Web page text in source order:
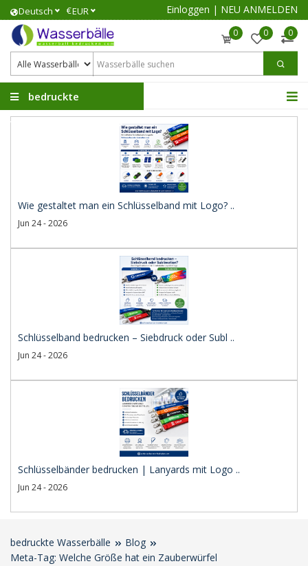
Deutsch €EUR Einloggen | NEU ANMELDEN
0 0 0
bedruckte
Wasserbälle
Wie gestaltet man ein Schlüsselband mit Logo? ..
Jun 24 - 2026
Schlüsselband bedrucken – Siebdruck oder Subl ..
Jun 24 - 2026
Schlüsselbänder bedrucken | Lanyards mit Logo ..
Jun 24 - 2026
bedruckte Wasserbälle
Blog
Meta-Tag: Welche Größe hat ein Zauberwürfel